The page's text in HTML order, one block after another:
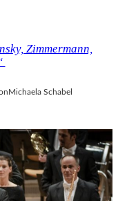
Zimmermann,
Michaela Schabel